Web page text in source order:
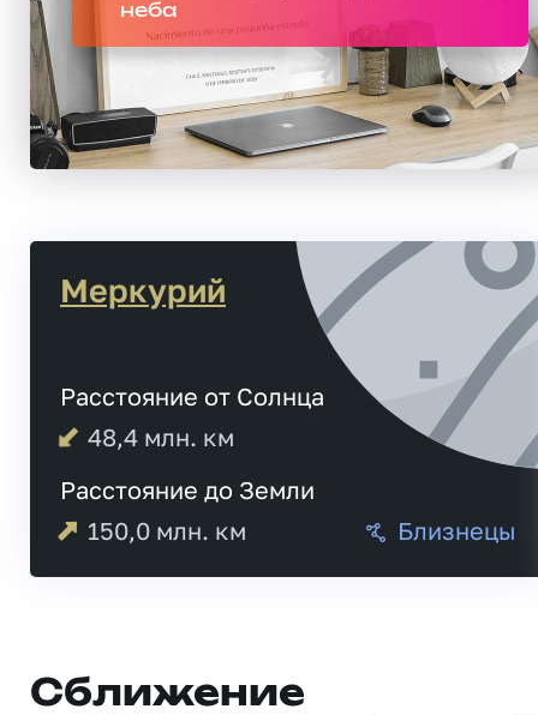
неба
Меркурий
Расстояние от Солнца
48,4 млн. км
Расстояние до Земли
150,0 млн. км Близнецы
Сближение